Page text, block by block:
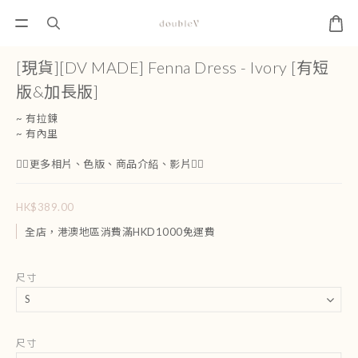
[現貨][DV MADE] Fenna Dress - Ivory [有短
版&加長版]
~ 有拉鍊
~ 有內里
👇🏻更多相片、色版、商品介紹、影片👇🏻
HK$389.00
全店，港澳地區消費滿HKD1000免運費
尺寸
尺寸